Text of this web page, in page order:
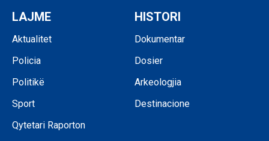
LAJME
Aktualitet
Policia
Politikë
Sport
Qytetari Raporton
HISTORI
Dokumentar
Dosier
Arkeologjia
Destinacione